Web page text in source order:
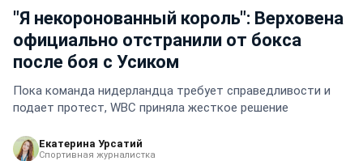
"Я некоронованный король": Верховена
официально отстранили от бокса
после боя с Усиком
Пока команда нидерландца требует справедливости и
подает протест, WBC приняла жесткое решение
Екатерина Урсатий
Спортивная журналистка